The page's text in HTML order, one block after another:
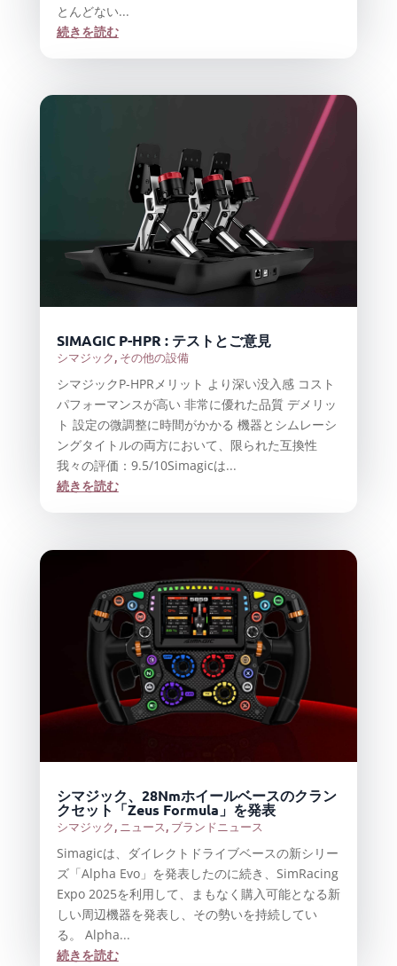
とんどない...
続きを読む
SIMAGIC P-HPR : テストとご意見
シマジック, その他の設備
シマジックP-HPRメリット より深い没入感 コスト
パフォーマンスが高い 非常に優れた品質 デメリッ
ト 設定の微調整に時間がかかる 機器とシムレーシ
ングタイトルの両方において、限られた互換性
我々の評価：9.5/10Simagicは...
続きを読む
シマジック、28Nmホイールベースのクラン
クセット「Zeus Formula」を発表
シマジック, ニュース, ブランドニュース
Simagicは、ダイレクトドライブベースの新シリー
ズ「Alpha Evo」を発表したのに続き、SimRacing
Expo 2025を利用して、まもなく購入可能となる新
しい周辺機器を発表し、その勢いを持続してい
る。 Alpha...
続きを読む